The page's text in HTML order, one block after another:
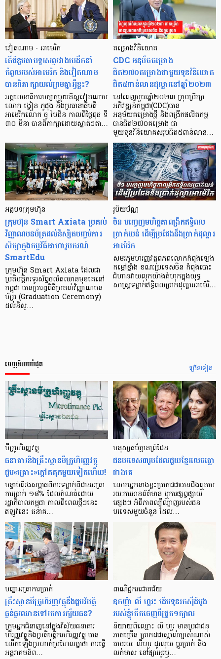
វៀតណាម - អាមេរិក
តើជំនួបតាមទូរសព្ទរវាងមេដឹកនាំ
កំពូលរបស់អាមេរិក និងវៀតណាម
បានពិភាក្សាយល់ព្រមគ្នាអ្វីខ្លះ?
អគ្គលេខាធិការបក្សកុម្មុយនិស្តវៀតណាម
លោក ង្វៀន ភូជុង និងប្រធានាធិបតី
អាមេរិកលោក ចូ បៃដិន កាលពីថ្ងៃពុធ ទី
៣០ មីនា បានពិភាក្សាដោយស្ងាត់ៗតា…
គម្រោងវិនិយោគ
CDC អនុម័តគម្រោង
ជិត២៧០គម្រោងជាមួយទុនវិនិយោគ
ជិត៥ពាន់លានដុល្លារនៅឆ្នាំ២០២៣
នៅពេញមួយឆ្នាំ២០២៣ ក្រុមប្រឹក្សា
អភិវឌ្ឍន៍កម្ពុជា(CDC)បាន
អនុម័យគម្រោងថ្មី និងពង្រីកផលិតកម្ម
បានជិត២៧០គម្រោង ជា
មួយទុនវិនិយោគសរុបជិត៥ពាន់លាន…
អត្ថបទក្រុមហ៊ុន
ក្រុមហ៊ុន Smart Axiata ប្រគល់
វិញ្ញាណបនប័ត្រដល់និស្សិតបញ្ចប់ការ
សិក្សាក្នុងកម្មវិធីអាហារូបករណ៍
SmartEdu
ក្រុមហ៊ុន Smart Axiata ដែលជា
ប្រតិបត្តិករទូរស័ព្ទចល័តឈានមុខគេនៅ
កម្ពុជា បានប្រារព្ធពិធីប្រគល់វិញ្ញាណបន
ប័ត្រ (Graduation Ceremony)
ដល់និស្…
រូបិយប័ណ្ណ
ចិន បញ្ចេញមហិច្ឆតាពង្រីកឥទ្ធិពល
ប្រាក់យន់ ដើម្បីប្រជែងនឹងប្រាក់ដុល្លារ
អាម៉េរិក
សមរភូមិហិរញ្ញវត្ថុពិភពលោកកំពុងឡើង
កម្តៅខ្លាំង ខណៈប្រទេសចិន កំពុងបោះ
ជំហានវាយលុកយ៉ាងគំហុកក្នុងយុទ្ធ
សាស្ត្រទម្លាក់ឥទ្ធិពលប្រាក់ដុល្លារអាម៉េរិ…
ច្រើនទៀត
ពេញនិយមបំផុត
មីក្រូ​ហិរញ្ញវត្ថុ
ធនាគារ​និង​គ្រឹះស្ថាន​មីក្រូ​ហិរញ្ញវត្ថុ​
ជួប«គ្រោះ»ក្តៅ​គគុក​មួយ​ទៀត​ហើយ!
បន្ទាប់​ពី​រង​សម្ពាធ​​ពី​ការ​ទម្លាក់​ពិដាន​អត្រា​
ការ​ប្រាក់ ១៨​% ដែល​កំណត់​ដោយ​
រដ្ឋាភិបាល​កម្ពុជា កាល​ពី​ពេល​ថ្មីៗ​នេះ
ឥឡូវ​នេះ ធនាគ…
មនុស្ស​ធម៌​គ្មាន​ព្រំដែន
ជន​បរទេស​៣​រូប​ដែល​ជួយ​ខ្មែរ​លេច​ធ្លោ​
ជាង​គេ
លោកអ្នក​នាង​ខ្លះ​ប្រាកដ​ជា​បាន​​ដឹង​ឮ​តាម​
រយៈ​ការ​អាន​ព័ត៌មាន ឬ​ការ​ផ្សព្វផ្សាយ​
ផ្សេងៗ អំពី​ភាព​ល្បីល្បាញ​របស់​ជន​
បរទេស​មួយ​ចំនួន ដែល…
បញ្ហា​អត្រា​ការប្រាក់
គ្រឹះស្ថាន​មីក្រូ​ហិរញ្ញវត្ថុ​នឹង​ជួប​វិបត្តិ​
ធ្ងន់ធ្ងរ​ឈាន​ទៅ​រក​ការ​ក្ស័យធន?
ក្រុម​អ្នក​ជំនាញ​នៅ​ក្នុង​វិស័យ​ធនាគារ
ហិរញ្ញវត្ថុ​និង​ប្រតិបត្តិករ​ហិរញ្ញ​វត្ថុ បាន​​
លើក​ឡើង​ប្រហាក់​ប្រហែល​គ្នា​ថា ការ​ធ្វើ​
អន្តរាគមន៍​ព…
ពាណិជ្ជករជោគជ័យ
ឧកញ៉ា លី ហួរ៖ ដើមទុនរកស៊ីដំបូង
របស់ខ្ញុំកើតចេញពីជ្រូក១ក្បាល
និយាយ​ពី​ឈ្មោះ លី ហួរ មាន​ប្រជាជន​
ភាគ​ច្រើន ប្រាកដ​ជា​ស្គាល់​ច្បាស់​ណាស់
តាមរយៈ លីហួរ ដូរ​លុយ ប្តូរ​បា្រក់ និង​
លក់​មាស នៅ​ផ្សារ​អូរ​ឫ…